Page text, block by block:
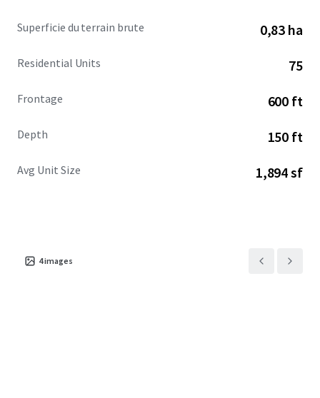
inducements.
Superficie du terrain brute 0,83 ha
Residential Units 75
Frontage 600 ft
Depth 150 ft
Avg Unit Size 1,894 sf
4images